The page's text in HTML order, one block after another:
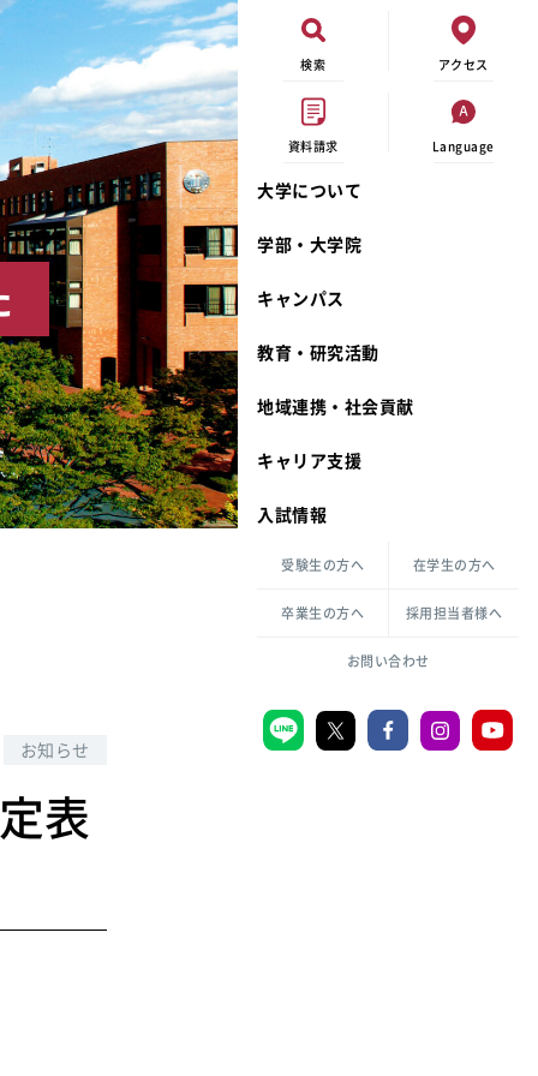
検索 アクセス
資料請求 Language
大学について
宮城学院 校歌
礼拝堂
カリキュラム・ポリシー
倫理憲章
ハラスメントの防止
共生のための多様性宣言
学部・大学院
生活文化デザイン学科
一般教育課程
キャンパス
奨学金
大学祭
キャンパスメンバーズ
教職センター
学芸員課程
図書館司書課程
教育・研究活動動物実験に関する情報公開
キリスト教文化研究所
生活環境科学研究所
地域連携・社会貢献
カリキュラム・入室方法
キャリア支援
入試情報
受験生の方へ 在学生の方へ
卒業生の方へ 採用担当者様へ
お問い合わせ
お知らせ
表